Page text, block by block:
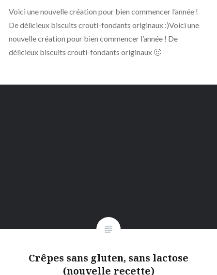
Voici une nouvelle création pour bien commencer l’année !
De délicieux biscuits crouti-fondants originaux :)Voici une
nouvelle création pour bien commencer l’année ! De
délicieux biscuits crouti-fondants originaux 🙂
Crêpes sans gluten, sans lactose
(nouvelle recette)